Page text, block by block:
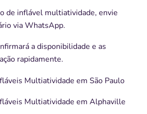
de inflável multiatividade, envie
via WhatsApp.
a disponibilidade e as
rapidamente.
Multiatividade em São Paulo
Multiatividade em Alphaville